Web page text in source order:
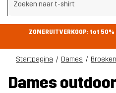
Zoeken wissen
ZOMERUITVERKOOP: tot
Startpagina Dames Broeken
Dames